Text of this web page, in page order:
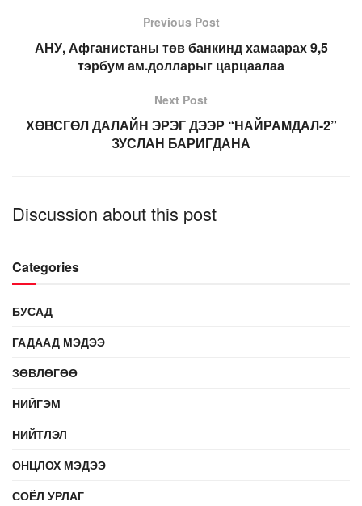
Previous Post
АНУ, Афганистаны төв банкинд хамаарах 9,5
тэрбум ам.долларыг царцаалаа
Next Post
ХӨВСГӨЛ ДАЛАЙН ЭРЭГ ДЭЭР “НАЙРАМДАЛ-2”
ЗУСЛАН БАРИГДАНА
Discussion about this post
Categories
БУСАД
ГАДААД МЭДЭЭ
ЗӨВЛӨГӨӨ
НИЙГЭМ
НИЙТЛЭЛ
ОНЦЛОХ МЭДЭЭ
СОЁЛ УРЛАГ